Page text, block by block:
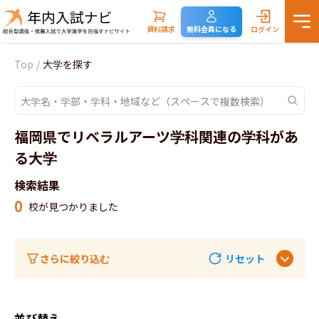
資料請求 無料会員になる ログイン
Top / 大学を探す
福岡県でリベラルアーツ学科関連の学科があ
る大学
検索結果
0 校が見つかりました
さらに絞り込む リセット